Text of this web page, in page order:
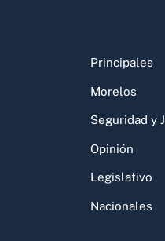
Principales
Morelos
Seguridad y
Opinión
Legislativo
Nacionales